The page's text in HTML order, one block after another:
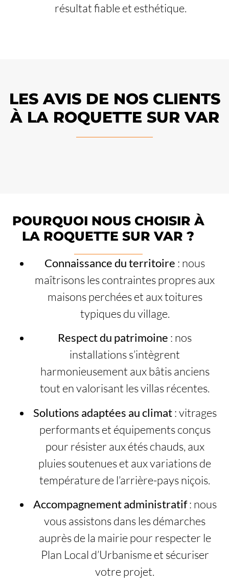
résultat fiable et esthétique.
LES AVIS DE NOS CLIENTS
À LA ROQUETTE SUR VAR
POURQUOI NOUS CHOISIR À
LA ROQUETTE SUR VAR ?
Connaissance du territoire : nous
maîtrisons les contraintes propres aux
maisons perchées et aux toitures
typiques du village.
Respect du patrimoine : nos
installations s’intègrent
harmonieusement aux bâtis anciens
tout en valorisant les villas récentes.
Solutions adaptées au climat: vitrages
performants et équipements conçus
pour résister aux étés chauds, aux
pluies soutenues et aux variations de
température de l’arrière-pays niçois.
Accompagnement administratif: nous
vous assistons dans les démarches
auprès de la mairie pour respecter le
Plan Local d’Urbanisme et sécuriser
votre projet.